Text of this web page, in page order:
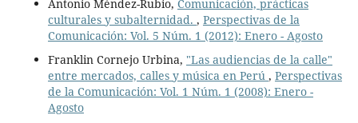
Antonio Méndez-Rubio, Comunicación, prácticas
culturales y subalternidad. , Perspectivas de la
Comunicación: Vol. 5 Núm. 1 (2012): Enero - Agosto
Franklin Cornejo Urbina, "Las audiencias de la calle"
entre mercados, calles y música en Perú , Perspectivas
de la Comunicación: Vol. 1 Núm. 1 (2008): Enero -
Agosto